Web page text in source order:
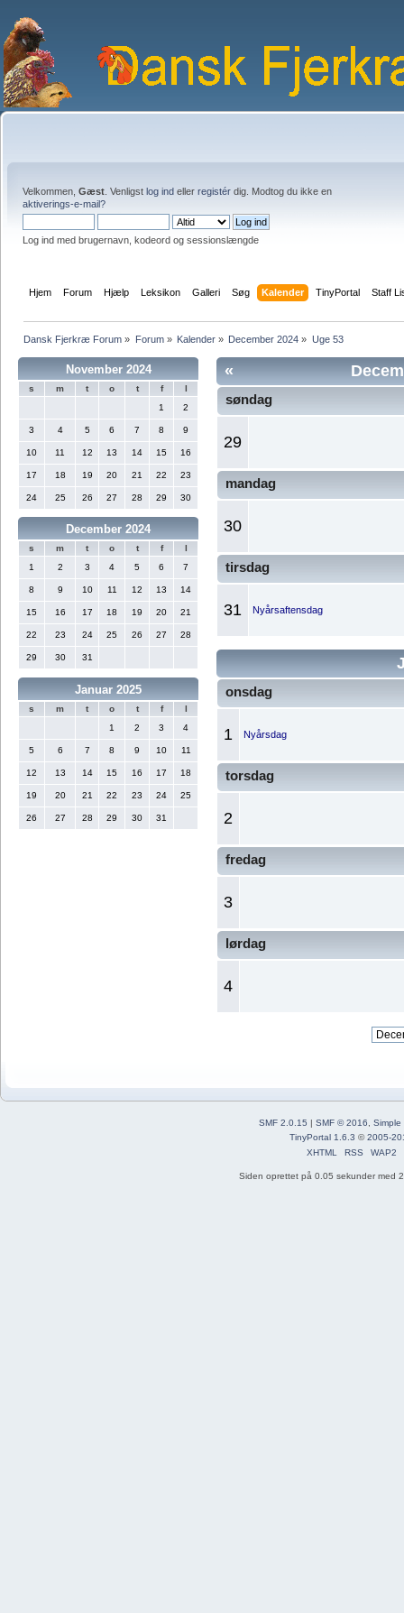
Velkommen, Gæst . Venligst log ind eller registér dig. Modtog du ikke en
aktiverings-e-mail?
Log ind med brugernavn, kodeord og sessionslængde
Hjem Forum Hjælp Leksikon Galleri Søg Kalender TinyPortal Staff
Dansk Fjerkræ Forum » Forum» Kalender» December 2024 » Uge 53
November 2024
s m t o t f
l
1
2
3 4 5 6 7 8 9
10 11 12 13 14 15 16
17 18 19 20 21 22 23
24 25 26 27 28 29 30
December 2024
s m t o t f
l
1
2 3 4 5 6 7
8 9 10 11 12 13 14
15 16 17 18 19 20 21
22 23 24 25 26 27 28
29 30 31
Januar 2025
s m t o t f
l
1
2 3 4
5 6 7 8 9 10 11
12 13 14 15 16 17 18
19 20 21 22 23 24 25
26 27 28 29 30 31
«
søndag
29
mandag
30
tirsdag
31 Nyårsaftensdag
onsdag
1 Nyårsdag
torsdag
2
fredag
3
lørdag
4
SMF 2.0.15 | SMF © 2016
Simple
TinyPortal 1.6.3 ©2005-
XHTML
RSS WAP2
Siden oprettet på 0.05 sekunder med